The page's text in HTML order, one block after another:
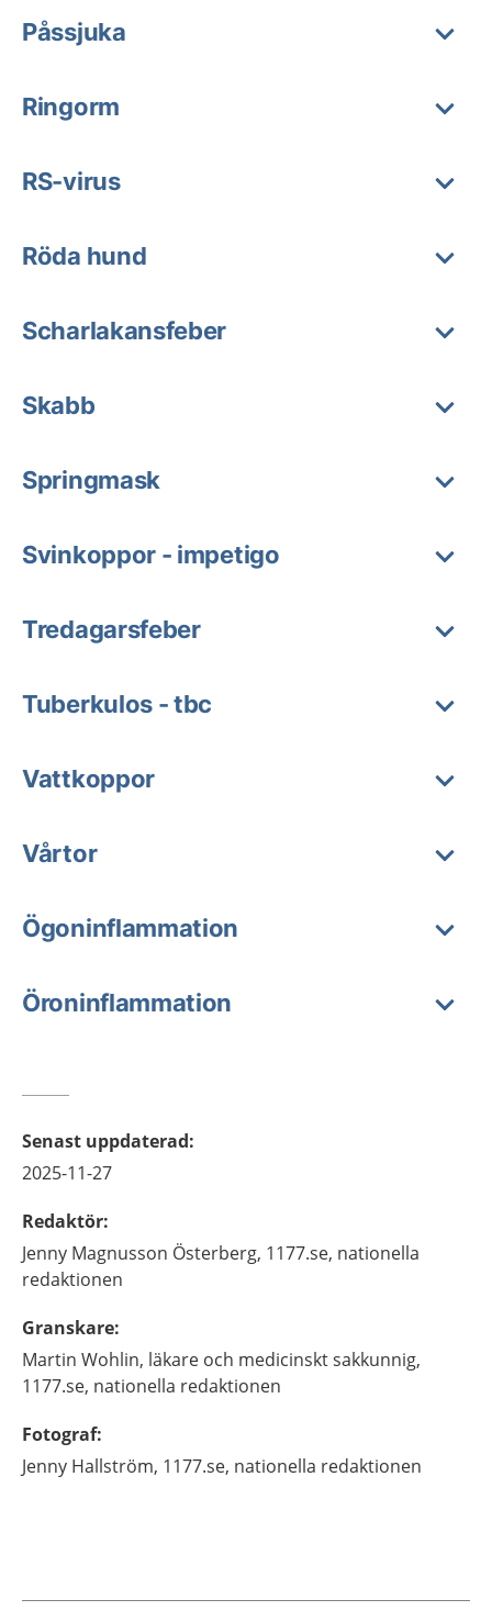
Påssjuka
Ringorm
RS-virus
Röda hund
Scharlakansfeber
Skabb
Springmask
Svinkoppor - impetigo
Tredagarsfeber
Tuberkulos - tbc
Vattkoppor
Vårtor
Ögoninflammation
Öroninflammation
Senast uppdaterad:
2025-11-27
Redaktör:
Jenny Magnusson Österberg, 1177.se, nationella
redaktionen
Granskare:
Martin Wohlin, läkare och medicinskt sakkunnig,
1177.se, nationella redaktionen
Fotograf:
Jenny Hallström, 1177.se, nationella redaktionen